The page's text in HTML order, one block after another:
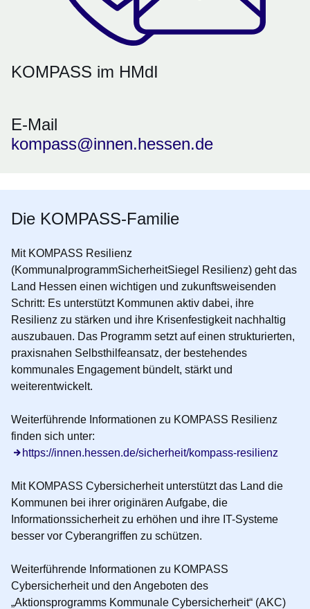
KOMPASS im HMdI
E-Mail
kompass@innen.hessen.de
Die KOMPASS-Familie
Mit KOMPASS Resilienz
(KommunalprogrammSicherheitSiegel Resilienz) geht das
Land Hessen einen wichtigen und zukunftsweisenden
Schritt: Es unterstützt Kommunen aktiv dabei, ihre
Resilienz zu stärken und ihre Krisenfestigkeit nachhaltig
auszubauen. Das Programm setzt auf einen strukturierten,
praxisnahen Selbsthilfeansatz, der bestehendes
kommunales Engagement bündelt, stärkt und
weiterentwickelt.
Weiterführende Informationen zu KOMPASS Resilienz
finden sich unter:
https://innen.hessen.de/sicherheit/kompass-resilienz
MitKOMPASS Cybersicherheitunterstützt das Land die
Kommunen bei ihrer originären Aufgabe, die
Informationssicherheit zu erhöhen und ihre IT-Systeme
besser vor Cyberangriffen zu schützen.
Weiterführende Informationen zu KOMPASS
Cybersicherheit und den Angeboten des
„Aktionsprogramms Kommunale Cybersicherheit“ (AKC)